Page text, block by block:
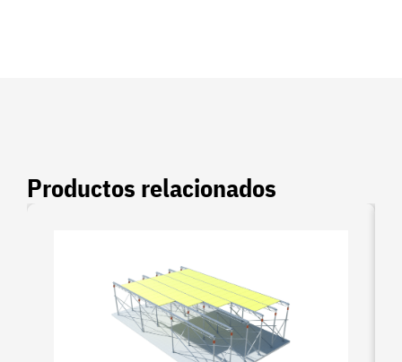
Productos relacionados